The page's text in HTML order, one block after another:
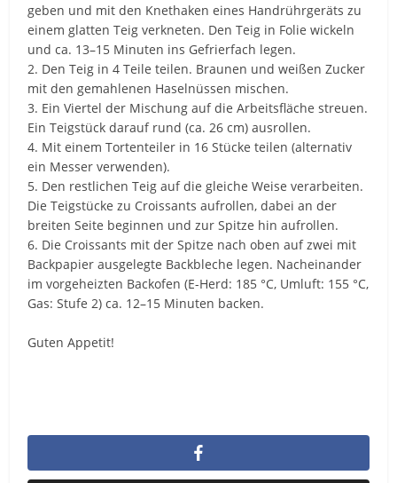
geben und mit den Knethaken eines Handrührgeräts zu
einem glatten Teig verkneten. Den Teig in Folie wickeln
und ca. 13–15 Minuten ins Gefrierfach legen.
2. Den Teig in 4 Teile teilen. Braunen und weißen Zucker
mit den gemahlenen Haselnüssen mischen.
3. Ein Viertel der Mischung auf die Arbeitsfläche streuen.
Ein Teigstück darauf rund (ca. 26 cm) ausrollen.
4. Mit einem Tortenteiler in 16 Stücke teilen (alternativ
ein Messer verwenden).
5. Den restlichen Teig auf die gleiche Weise verarbeiten.
Die Teigstücke zu Croissants aufrollen, dabei an der
breiten Seite beginnen und zur Spitze hin aufrollen.
6. Die Croissants mit der Spitze nach oben auf zwei mit
Backpapier ausgelegte Backbleche legen. Nacheinander
im vorgeheizten Backofen (E-Herd: 185 °C, Umluft: 155 °C,
Gas: Stufe 2) ca. 12–15 Minuten backen.
Guten Appetit!